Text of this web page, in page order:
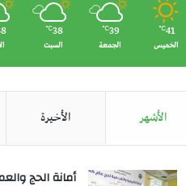
41
℃
الخميس
39
℃
الجمعة
38
℃
السبت
الأشهر الأخيرة
أمانة الحج